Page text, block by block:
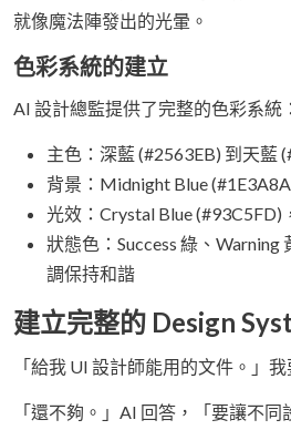
就像魔法陣發出的光暈。
色彩系統的建立
AI 設計總監提供了完整的色彩系統：
主色：深藍 (#2563EB) 到天藍
背景：Midnight Blue
光效：Crystal Blue (#93C5FD)
狀態色：Success 綠、Warning
調保持和諧
建立完整的 Design
「給我 UI 設計師能用的文件。」
「還不夠。」AI 回答，「要讓不